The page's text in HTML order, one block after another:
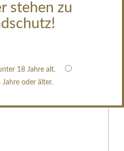
stehen zu
18 Jahre alt.
oder älter.